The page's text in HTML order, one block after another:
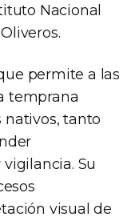
Nacional
permite a las
temprana
nativos, tanto
Su
visual de